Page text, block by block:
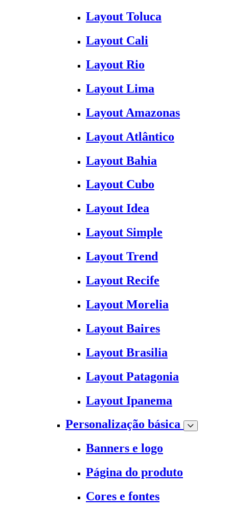
Layout Toluca
Layout Cali
Layout Rio
Layout Lima
Layout Amazonas
Layout Atlântico
Layout Bahia
Layout Cubo
Layout Idea
Layout Simple
Layout Trend
Layout Recife
Layout Morelia
Layout Baires
Layout Brasilia
Layout Patagonia
Layout Ipanema
Personalização básica
Banners e logo
Página do produto
Cores e fontes